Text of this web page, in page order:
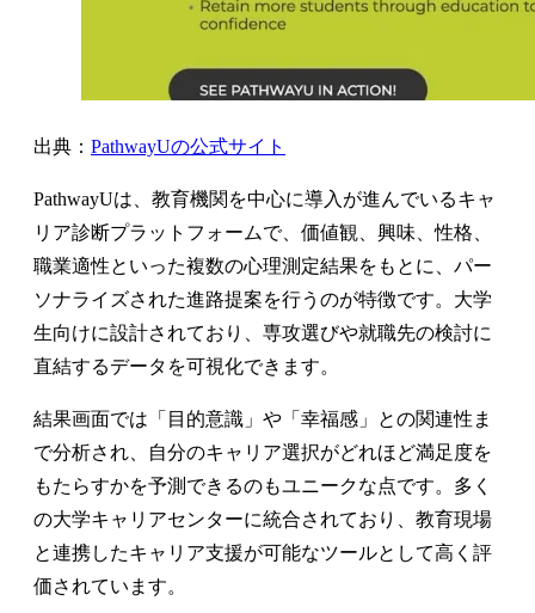
出典： PathwayUの公式サイト
PathwayUは、教育機関を中心に導入が進んでいるキャ
リア診断プラットフォームで、価値観、興味、性格、
職業適性といった複数の心理測定結果をもとに、パー
ソナライズされた進路提案を行うのが特徴です。大学
生向けに設計されており、専攻選びや就職先の検討に
直結するデータを可視化できます。
結果画面では「目的意識」や「幸福感」との関連性ま
で分析され、自分のキャリア選択がどれほど満足度を
もたらすかを予測できるのもユニークな点です。多く
の大学キャリアセンターに統合されており、教育現場
と連携したキャリア支援が可能なツールとして高く評
価されています。